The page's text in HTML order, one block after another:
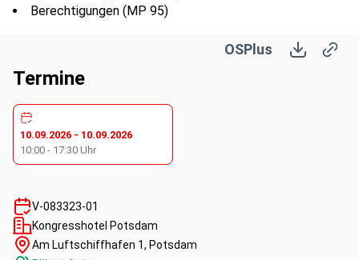
Berechtigungen (MP 95)
Überblick über die unterschiedlichen Aktivitäten
(Kontakte, harte und weiche Vertriebserfolge, Aufgaben,
Kampagnen)
Einführung in die Bedienung des OSPlus-
Aktivitätencontrollings
Zugang zur Anwendung
Funktionalitäten zur Berichts-Darstellung und -Ausgabe
Die Standardberichte des Aktivitätencontrollings
Verkäuferberichte
OSPlus
Termine
10.09.2026 - 10.09.2026
10:00 - 17:30 Uhr
V-083323-01
Kongresshotel Potsdam
Am Luftschiffhafen 1, Potsdam